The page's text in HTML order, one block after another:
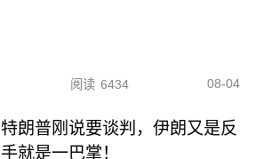
阅读 6434 08-04
特朗普刚说要谈判，伊朗又是反
手就是一巴掌！